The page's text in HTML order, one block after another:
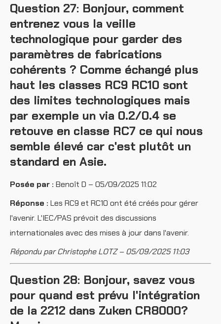
Question 27: Bonjour, comment
entrenez vous la veille
technologique pour garder des
paramètres de fabrications
cohérents ? Comme échangé plus
haut les classes RC9 RC10 sont
des limites technologiques mais
par exemple un via 0.2/0.4 se
retouve en classe RC7 ce qui nous
semble élevé car c'est plutôt un
standard en Asie.
Posée par : Benoît D – 05/09/2025 11:02
Réponse : Les RC9 et RC10 ont été créés pour gérer
l'avenir. L'IEC/PAS prévoit des discussions
internationales avec des mises à jour dans l'avenir.
Répondu par Christophe LOTZ – 05/09/2025 11:03
Question 28: Bonjour, savez vous
pour quand est prévu l'intégration
de la 2212 dans Zuken CR8000?